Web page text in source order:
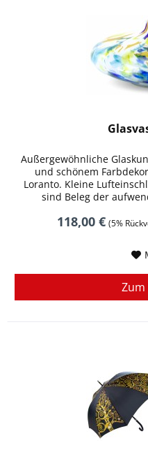
Außergewöhnliche
und schönem
Loranto. Kleine
sind Beleg der
118,00 € (5%